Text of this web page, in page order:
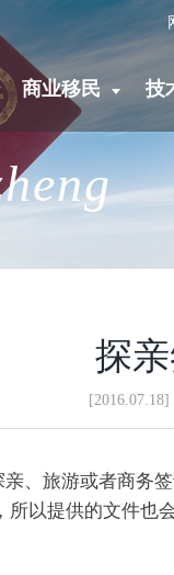
商业移民 技
探
、旅游或者商务
所以提供的文件也